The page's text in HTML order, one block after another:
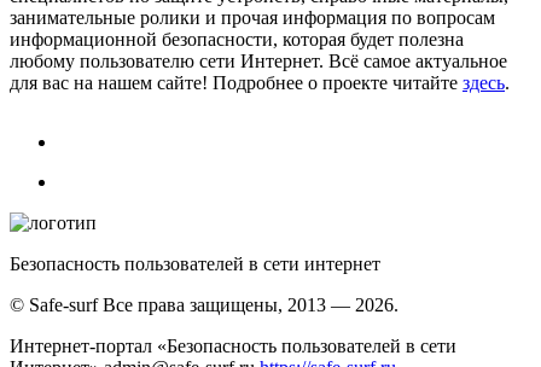
занимательные ролики и прочая информация по вопросам
информационной безопасности, которая будет полезна
любому пользователю сети Интернет. Всё самое актуальное
для вас на нашем сайте! Подробнее о проекте читайте здесь.
Безопасность пользователей в сети интернет
© Safe-surf Все права защищены, 2013 — 2026.
Интернет-портал «Безопасность пользователей в сети